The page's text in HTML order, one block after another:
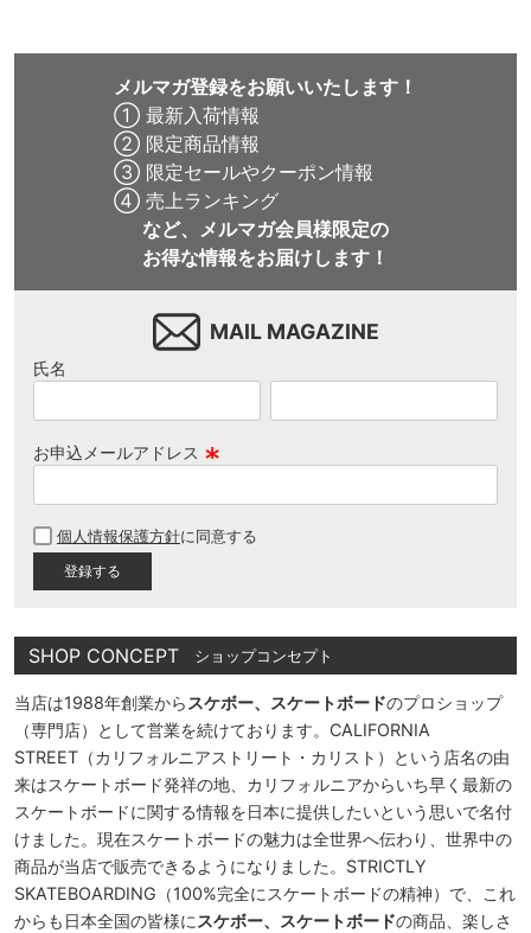
メルマガ登録をお願いいたします！
① 最新入荷情報
② 限定商品情報
③ 限定セールやクーポン情報
④ 売上ランキング
など、メルマガ会員様限定の
お得な情報をお届けします！
MAIL MAGAZINE
氏名
お申込メールアドレス
須
個人情報保護方針に同意する
SHOP CONCEPT ショップコンセプト
当店は1988年創業からスケボー、スケートボードのプロショップ
（専門店）として営業を続けております。CALIFORNIA
STREET（カリフォルニアストリート・カリスト）という店名の由
来はスケートボード発祥の地、カリフォルニアからいち早く最新の
スケートボードに関する情報を日本に提供したいという思いで名付
けました。現在スケートボードの魅力は全世界へ伝わり、世界中の
商品が当店で販売できるようになりました。STRICTLY
SKATEBOARDING（100%完全にスケートボードの精神）で、これ
からも日本全国の皆様にスケボー、スケートボードの商品、楽しさ